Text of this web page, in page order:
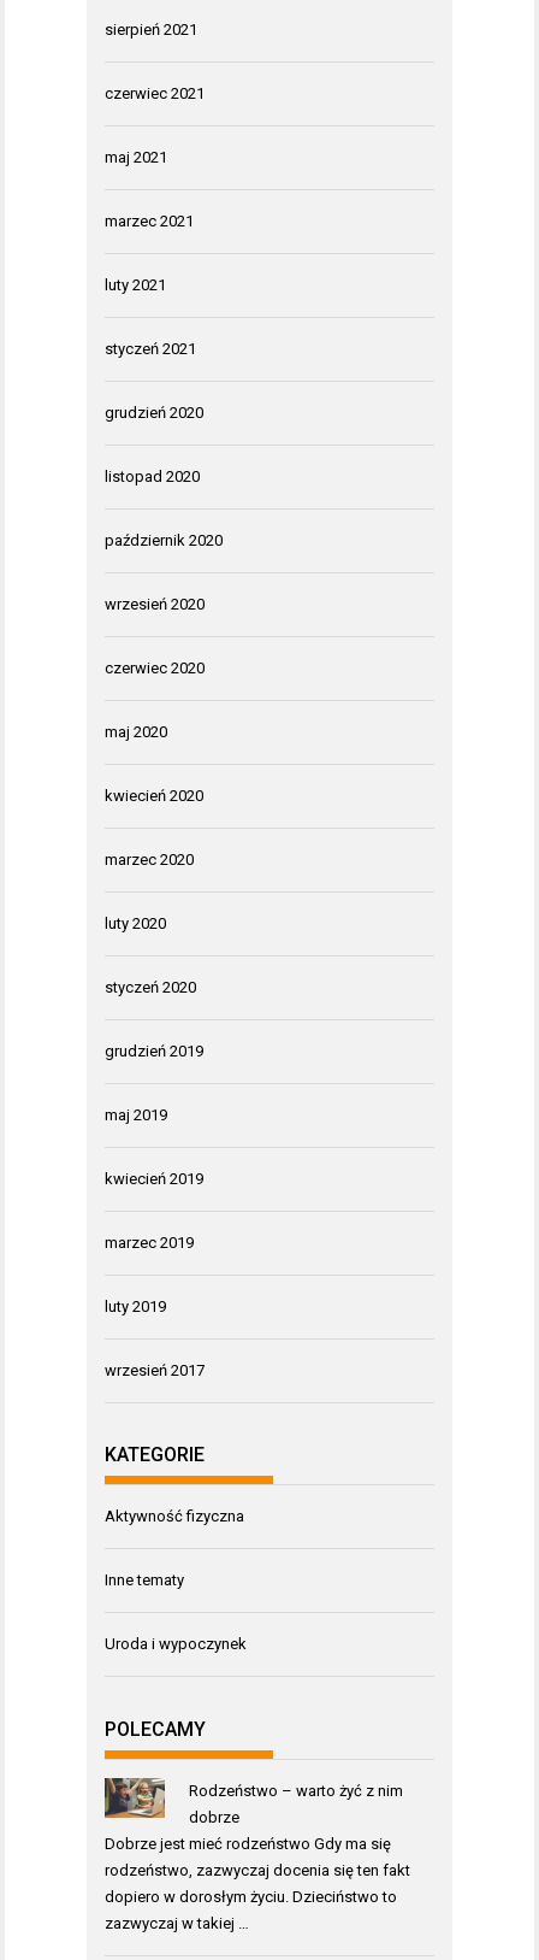
sierpień 2021
czerwiec 2021
maj 2021
marzec 2021
luty 2021
styczeń 2021
grudzień 2020
listopad 2020
październik 2020
wrzesień 2020
czerwiec 2020
maj 2020
kwiecień 2020
marzec 2020
luty 2020
styczeń 2020
grudzień 2019
maj 2019
kwiecień 2019
marzec 2019
luty 2019
wrzesień 2017
KATEGORIE
Aktywność fizyczna
Inne tematy
Uroda i wypoczynek
POLECAMY
Rodzeństwo – warto żyć z nim
dobrze
Dobrze jest mieć rodzeństwo Gdy ma się
rodzeństwo, zazwyczaj docenia się ten fakt
dopiero w dorosłym życiu. Dzieciństwo to
zazwyczaj w takiej …